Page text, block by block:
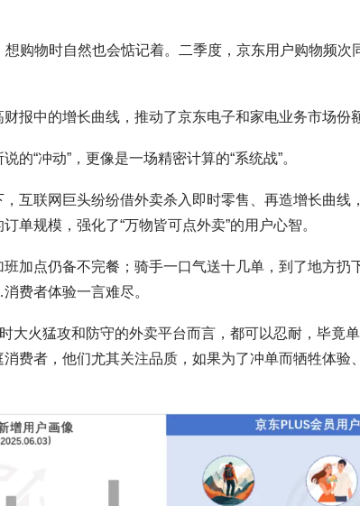
购物时自然也会惦记着。二季度，京东用户购物频次
报中的增长曲线，推动了京东电子和家电业务市场份
的“冲动”，更像是一场精密计算的“系统战”。
互联网巨头纷纷借外卖杀入即时零售、再造增长曲线
单规模，强化了“万物皆可点外卖”的用户心智。
加点仍备不完餐；骑手一口气送十几单，到了地方扔
费者体验一言难尽。
大火猛攻和防守的外卖平台而言，都可以忍耐，毕竟
费者，他们尤其关注品质，如果为了冲单而牺牲体验